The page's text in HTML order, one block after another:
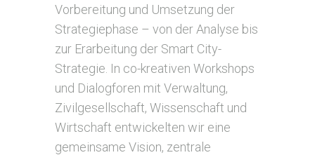
Vorbereitung und Umsetzung der
Strategiephase – von der Analyse bis
zur Erarbeitung der Smart City-
Strategie. In co-kreativen Workshops
und Dialogforen mit Verwaltung,
Zivilgesellschaft, Wissenschaft und
Wirtschaft entwickelten wir eine
gemeinsame Vision, zentrale